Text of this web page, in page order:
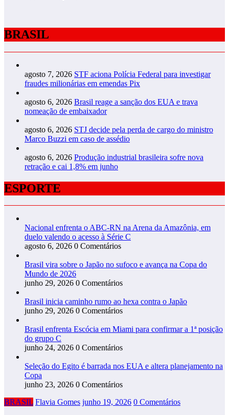
BRASIL
agosto 7, 2026 STF aciona Polícia Federal para investigar
fraudes milionárias em emendas Pix
agosto 6, 2026 Brasil reage a sanção dos EUA e trava
nomeação de embaixador
agosto 6, 2026 STJ decide pela perda de cargo do ministro
Marco Buzzi em caso de assédio
agosto 6, 2026 Produção industrial brasileira sofre nova
retração e cai 1,8% em junho
ESPORTE
Nacional enfrenta o ABC-RN na Arena da Amazônia, em
duelo valendo o acesso à Série C
agosto 6, 2026 0 Comentários
Brasil vira sobre o Japão no sufoco e avança na Copa do
Mundo de 2026
junho 29, 2026 0 Comentários
Brasil inicia caminho rumo ao hexa contra o Japão
junho 29, 2026 0 Comentários
Brasil enfrenta Escócia em Miami para confirmar a 1ª posição
do grupo C
junho 24, 2026 0 Comentários
Seleção do Egito é barrada nos EUA e altera planejamento na
Copa
junho 23, 2026 0 Comentários
BRASIL Flavia Gomes junho 19, 2026 0 Comentários